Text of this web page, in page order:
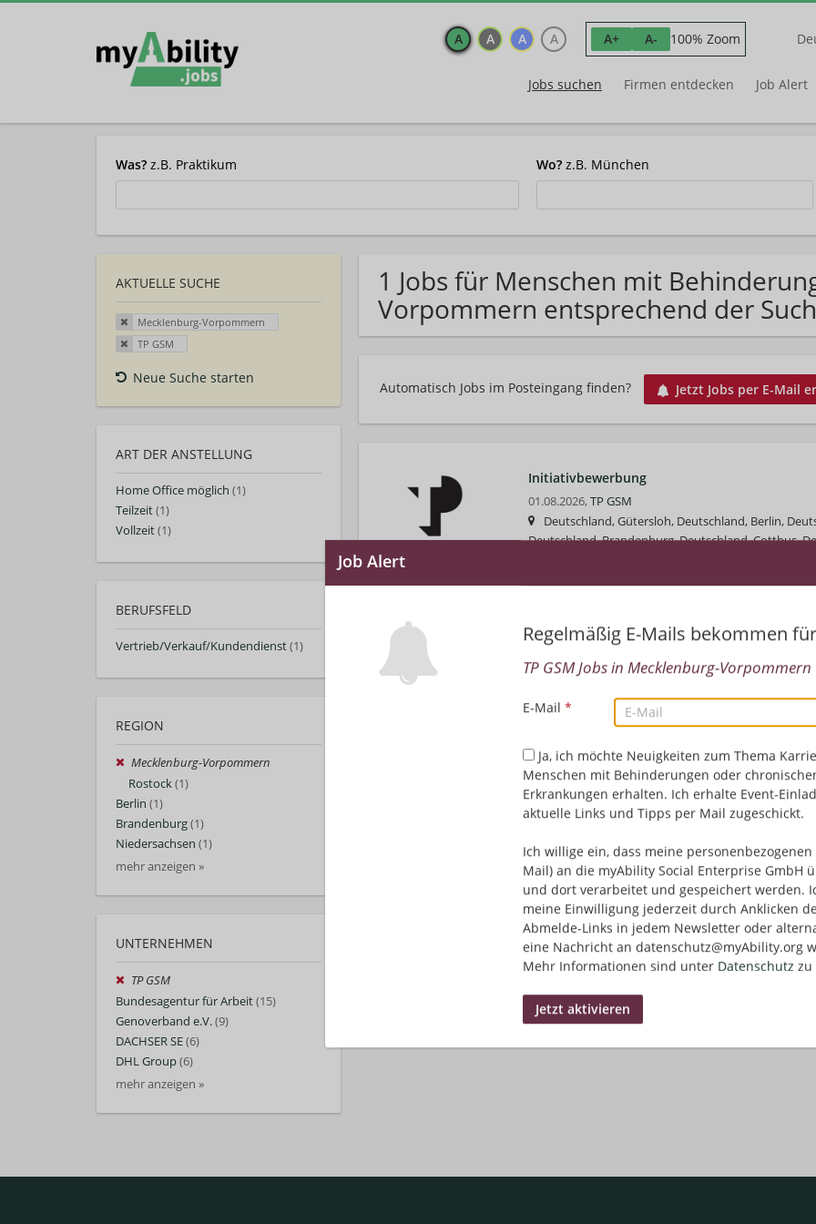
A A A A A+ A- 100% Zoom
Jobs suchen Firmen entdecken Job Alert
Was? z.B. Praktikum Wo? z.B. München
AKTUELLE SUCHE
Mecklenburg-Vorpommern
TP GSM
Neue Suche starten
ART DER ANSTELLUNG
Home Office möglich (1)
Teilzeit(1)
Vollzeit(1)
BERUFSFELD
Vertrieb/Verkauf/Kundendienst(1)
REGION
Mecklenburg-Vorpommern
Rostock(1)
Berlin (1)
Brandenburg(1)
Niedersachsen (1)
mehr anzeigen »
UNTERNEHMEN
TP GSM
Bundesagentur für Arbeit(15)
Genoverband e.V.(9)
DACHSER SE(6)
DHL Group(6)
mehr anzeigen »
1 Jobs für Menschen mit
Vorpommern entsprechend der
Automatisch Jobs im Posteingang finden? Jetzt Jobs per E-Mail
Regelmäßig E-Mails bekommen für
TP GSM Jobs in Mecklenburg-Vorpommern
E-Mail *
Ja, ich möchte Neuigkeiten zum Thema
Menschen mit Behinderungen oder
Erkrankungen erhalten. Ich erhalte Event-
aktuelle Links und Tipps per Mail zugeschickt.
Ich willige ein, dass meine personenbezogenen
Mail) an die myAbility Social Enterprise GmbH
und dort verarbeitet und gespeichert werden.
meine Einwilligung jederzeit durch Anklicken
Abmelde-Links in jedem Newsletter oder
eine Nachricht an datenschutz@myAbility.org
Mehr Informationen sind unter Datenschutz zu
Initiativbewerbung
01.08.2026, TP GSM
Deutschland, Gütersloh, Deutschland, Berlin,
Deutschland, Brandenburg, Deutschland, Cottbus,
Deutschland, Delmenhorst, Deutschland, Erfurt,
Deutschland, Münster, Deutschland, Nordhorn,
Deutschland, 16303 Schwedt/Oder, Deutschland, 01
31832 Springe, Deutschland, Saarbrücken,
Deutschland, Görlitz, Deutschland, Homburg,